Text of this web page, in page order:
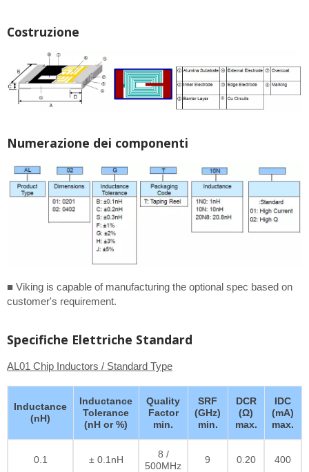
Costruzione
Numerazione dei componenti
■ Viking is capable of manufacturing the optional spec based on
customer's requirement.
Specifiche Elettriche Standard
AL01 Chip Inductors / Standard Type
Inductance
(nH)
Inductance
Tolerance
(nH or %)
Quality
Factor
min.
SRF
(GHz)
min.
DCR
(Ω)
max.
IDC
(mA)
max.
0.1 ± 0.1nH
8 /
500MHz
9 0.20 400